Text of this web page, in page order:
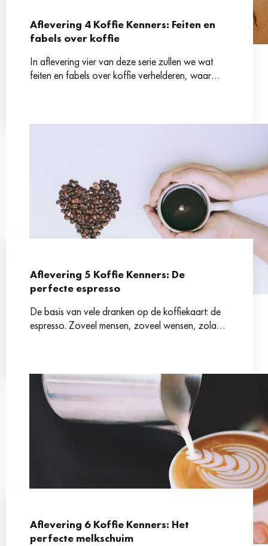
Aflevering 4 Koffie Kenners: Feiten en
fabels over koffie
In aflevering vier van deze serie zullen we wat
feiten en fabels over koffie verhelderen, waar
Aflevering 5 Koffie Kenners: De
perfecte espresso
De basis van vele dranken op de koffiekaart: de
espresso. Zoveel mensen, zoveel wensen, zolang
Aflevering 6 Koffie Kenners: Het
perfecte melkschuim